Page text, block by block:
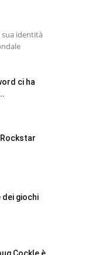
sua identità
ci ha
dei giochi